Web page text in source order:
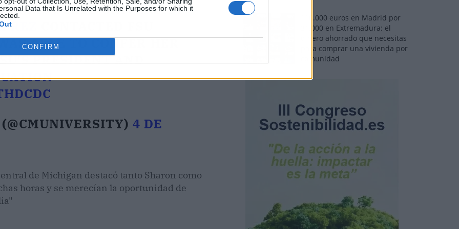
Data that Is Unrelated with the Purposes for which it
CONFIRM
STATE UNIVERSITY.
ABLE TO CONFER HER
PRESIDENT AND
4 DE
de Michigan destacó tanto Sharon como
horas y se merecían la oportunidad de
110.000 euros en Madrid por
31.000 en Extremadura: el
dinero ahorrado que necesitas
para comprar una vivienda por
comunidad